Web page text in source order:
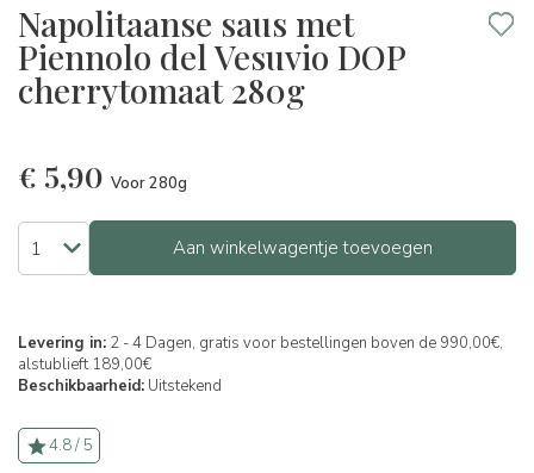
Napolitaanse saus met
Piennolo del Vesuvio DOP
cherrytomaat 280g
€ 5,90 Voor 280g
Aan winkelwagentje toevoegen
Levering in: 2 - 4 Dagen, gratis voor bestellingen boven de 990,00€,
alstublieft 189,00€
Beschikbaarheid: Uitstekend
4.8 / 5